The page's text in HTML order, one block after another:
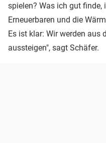
spielen? Was ich gut finde,
Erneuerbaren und die
Es ist klar: Wir werden aus
aussteigen", sagt Schäfer.